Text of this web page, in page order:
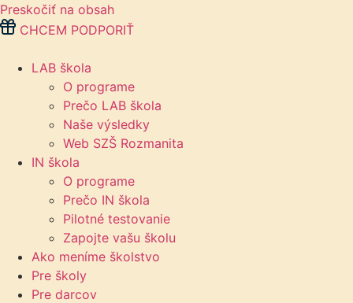
Preskočiť na obsah
CHCEM PODPORIŤ
LAB škola
O programe
Prečo LAB škola
Naše výsledky
Web SZŠ Rozmanita
IN škola
O programe
Prečo IN škola
Pilotné testovanie
Zapojte vašu školu
Ako meníme školstvo
Pre školy
Pre darcov